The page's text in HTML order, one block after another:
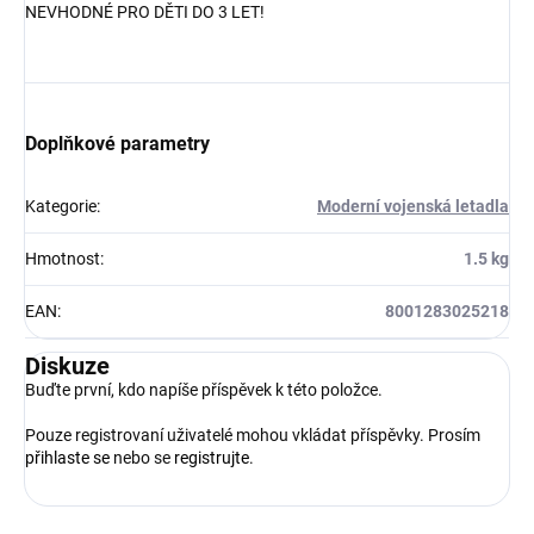
NEVHODNÉ PRO DĚTI DO 3 LET!
Doplňkové parametry
Kategorie: Moderní vojenská letadla
Hmotnost: 1.5 kg
EAN: 8001283025218
Diskuze
Buďte první, kdo napíše příspěvek k této položce.
Pouze registrovaní uživatelé mohou vkládat příspěvky. Prosím
přihlaste se nebo se registrujte.